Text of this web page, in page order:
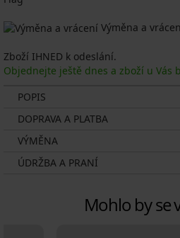
Výměna a
Zboží IHNED k odeslání.
Objednejte ještě dnes a zboží u Vás
POPIS
DOPRAVA A PLATBA
VÝMĚNA
ÚDRŽBA A PRANÍ
Mohlo by se